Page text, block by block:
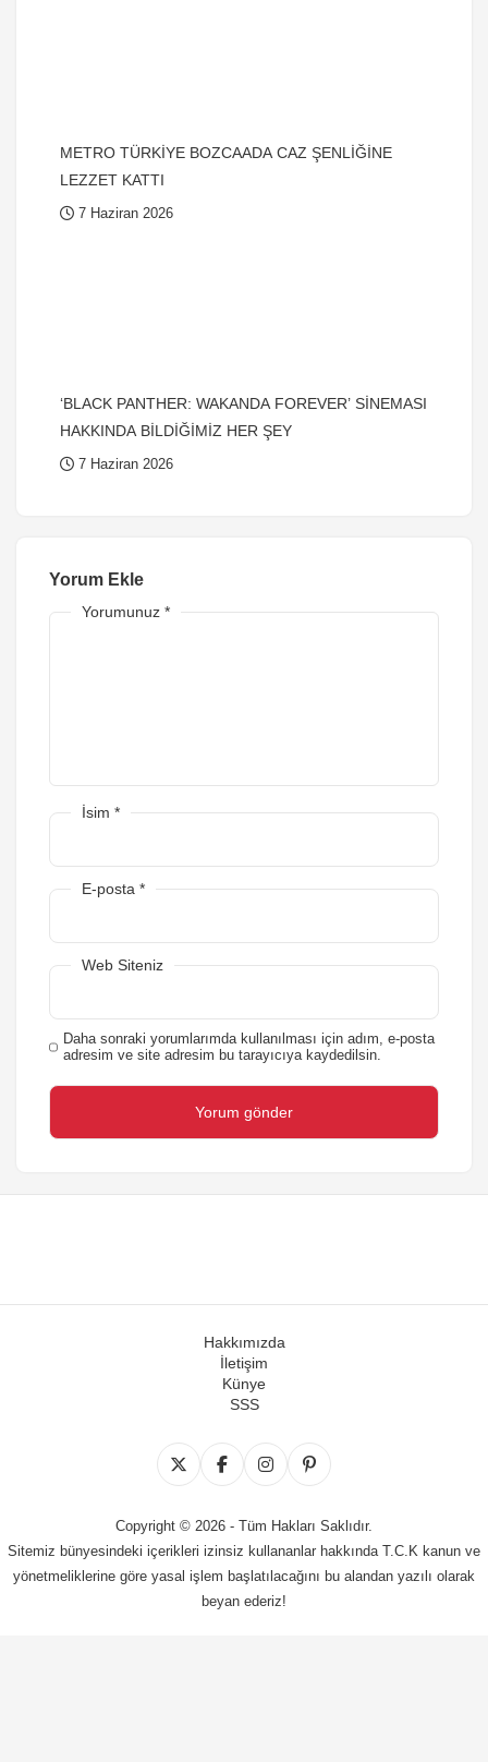
METRO TÜRKİYE BOZCAADA CAZ ŞENLİĞİNE
LEZZET KATTI
7 Haziran 2026
‘BLACK PANTHER: WAKANDA FOREVER’ SİNEMASI
HAKKINDA BİLDİĞİMİZ HER ŞEY
7 Haziran 2026
Yorum Ekle
Yorumunuz *
İsim *
E-posta *
Web Siteniz
Daha sonraki yorumlarımda kullanılması için adım, e-posta
adresim ve site adresim bu tarayıcıya kaydedilsin.
Hakkımızda
İletişim
Künye
SSS
Copyright © 2026 - Tüm Hakları Saklıdır.
Sitemiz bünyesindeki içerikleri izinsiz kullananlar hakkında T.C.K kanun ve
yönetmeliklerine göre yasal işlem başlatılacağını bu alandan yazılı olarak
beyan ederiz!